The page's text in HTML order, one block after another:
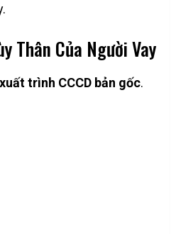
Thân Của Người Vay
xuất trình CCCD bản gốc.